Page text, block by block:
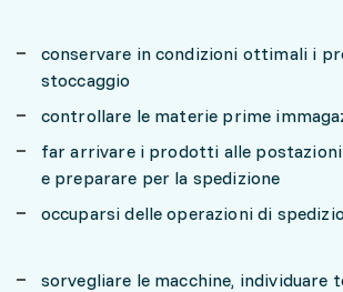
conservare in condizioni ottimali i
stoccaggio
controllare le materie prime
far arrivare i prodotti alle postazioni
e preparare per la spedizione
occuparsi delle operazioni di
sorvegliare le macchine,